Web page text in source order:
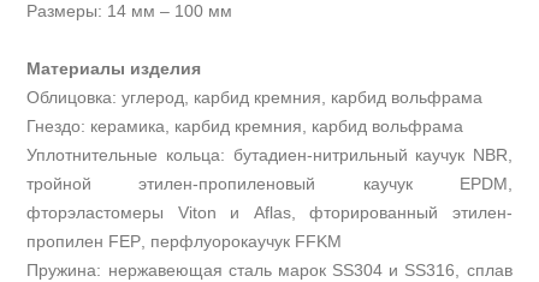
Размеры: 14 мм – 100 мм
Материалы изделия
Облицовка: углерод, карбид кремния, карбид вольфрама
Гнездо: керамика, карбид кремния, карбид вольфрама
Уплотнительные кольца: бутадиен-нитрильный каучук NBR,
тройной этилен-пропиленовый каучук EPDM,
фторэластомеры Viton и Aflas, фторированный этилен-
пропилен FEP, перфлуорокаучук FFKM
Пружина: нержавеющая сталь марок SS304 и SS316, сплав